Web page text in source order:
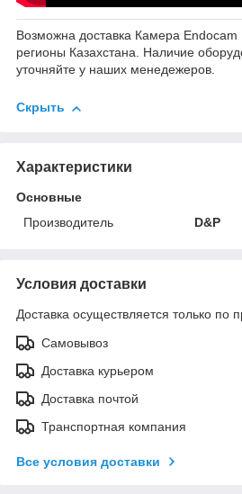
Возможна доставка Камера Endocam
регионы Казахстана. Наличие
уточняйте у наших менедежеров.
Скрыть
Характеристики
Основные
Производитель
D&P
Условия доставки
Доставка осуществляется только по
Самовывоз
Доставка курьером
Доставка почтой
Транспортная компания
Все условия доставки